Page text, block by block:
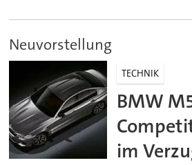
Neuvorstellung
TECHNIK
BMW
im